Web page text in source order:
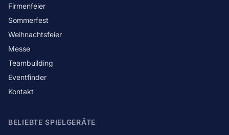
Firmenfeier
Sommerfest
Weihnachtsfeier
Messe
Teambuilding
Eventfinder
Kontakt
BELIEBTE SPIELGERÄTE